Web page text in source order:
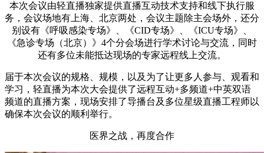
本次会议由轻直播独家提供直播互动技术支持和线下执行服
务，会议场地有上海、北京两处，会议主题除主会场外，还分
别设有《呼吸感染专场》、《CID专场》、《ICU专场》、
《急诊专场（北京）》4个分会场进行学术讨论与交流 ， 同时
还有多位未能抵达现场的专家远程线上交流。
届于本次会议的规格、规模，以及为了让更多人参与、观看和
学习，轻直播为本次大会提供了远程互动+多频道+中英双语
频道的直播方案，现场安排了导播台及多位星级直播工程师以
确保本次会议的顺利举行。
医界之战，再度合作